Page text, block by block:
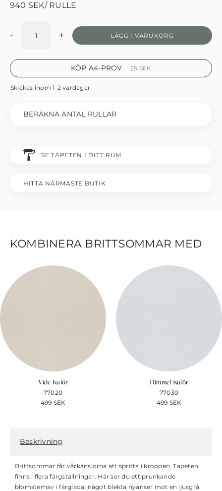
940 SEK/ RULLE
- + LÄGG I VARUKORG
Skickas inom 1-2 vardagar
BERÄKNA ANTAL RULLAR
KÖP A4-PROV 25 SEK
SE TAPETEN I DITT RUM
HITTA NÄRMASTE BUTIK
KOMBINERA BRITTSOMMAR MED
Vide Kulör
77020
499 SEK
Himmel Kulör
77030
499 SEK
Beskrivning
Brittsommar får vårkänslorna att spritta i kroppen. Tapeten
finns i flera färgställningar. Här ser du ett prunkande
blomsterhav i färglada, något blekta nyanser mot en ljusgrå